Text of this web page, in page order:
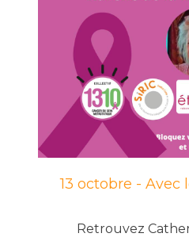
13 octobre - Avec
Retrouvez